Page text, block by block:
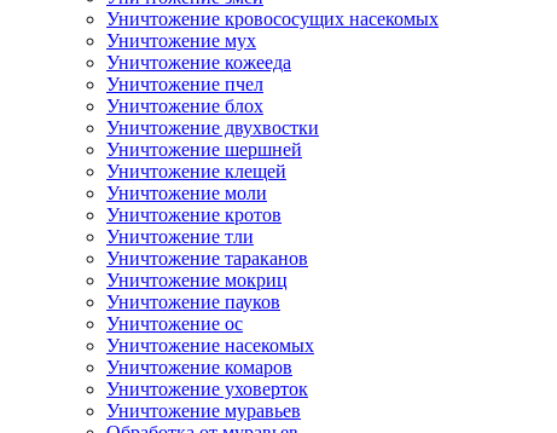
Уничтожение кровососущих насекомых
Уничтожение мух
Уничтожение кожееда
Уничтожение пчел
Уничтожение блох
Уничтожение двухвостки
Уничтожение шершней
Уничтожение клещей
Уничтожение моли
Уничтожение кротов
Уничтожение тли
Уничтожение тараканов
Уничтожение мокриц
Уничтожение пауков
Уничтожение ос
Уничтожение насекомых
Уничтожение комаров
Уничтожение уховерток
Уничтожение муравьев